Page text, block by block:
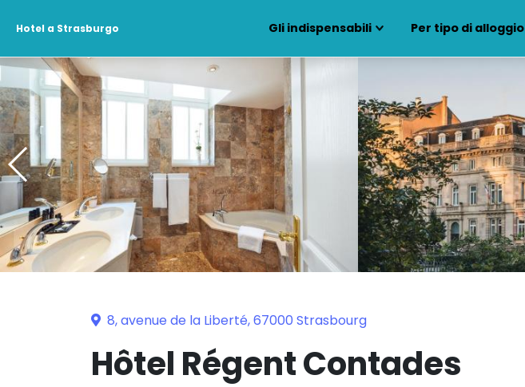
Hotel a Strasburgo Gli indispensabili Per tipo di alloggio
8, avenue de la Liberté, 67000 Strasbourg
Hôtel Régent Contades